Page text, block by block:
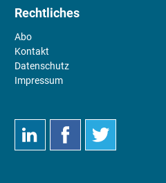
Rechtliches
Abo
Kontakt
Datenschutz
Impressum